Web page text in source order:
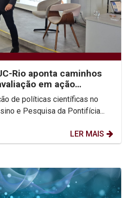
Rio aponta caminhos
em ação
de políticas científicas no
e Pesquisa da Pontifícia...
LER MAIS